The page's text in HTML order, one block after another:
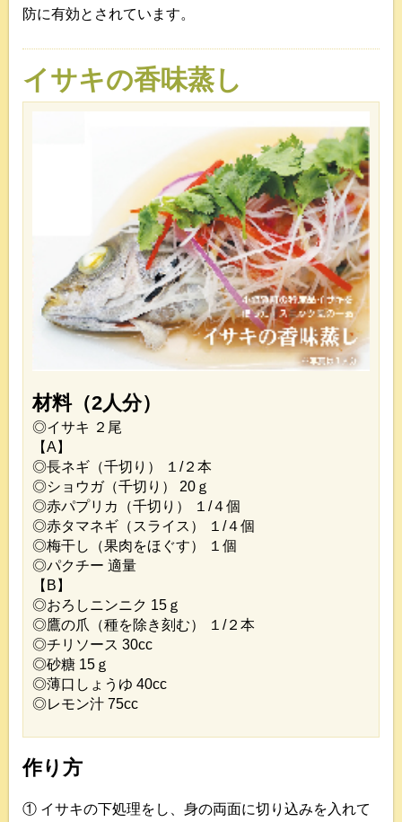
防に有効とされています。
イサキの香味蒸し
材料（2人分）
◎イサキ ２尾
【A】
◎長ネギ（千切り） １/２本
◎ショウガ（千切り） 20ｇ
◎赤パプリカ（千切り） １/４個
◎赤タマネギ（スライス） １/４個
◎梅干し（果肉をほぐす） １個
◎パクチー 適量
【B】
◎おろしニンニク 15ｇ
◎鷹の爪（種を除き刻む） １/２本
◎チリソース 30cc
◎砂糖 15ｇ
◎薄口しょうゆ 40cc
◎レモン汁 75cc
作り方
① イサキの下処理をし、身の両面に切り込みを入れて